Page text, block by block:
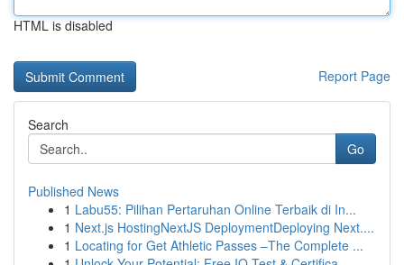
HTML is disabled
Report Page
Search
Go
Published News
1 Labu55: Pilihan Pertaruhan Online Terbaik di In...
1 Next.js HostingNextJS DeploymentDeploying Next....
1 Locating for Get Athletic Passes –The Complete ...